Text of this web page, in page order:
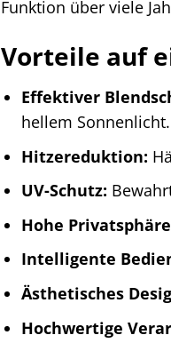
Funktion über viele
Vorteile auf
Effektiver
hellem Sonnenlicht.
Hitzereduktion:
UV-Schutz:
Hohe
Intelligente
Ästhetisches
Hochwertige